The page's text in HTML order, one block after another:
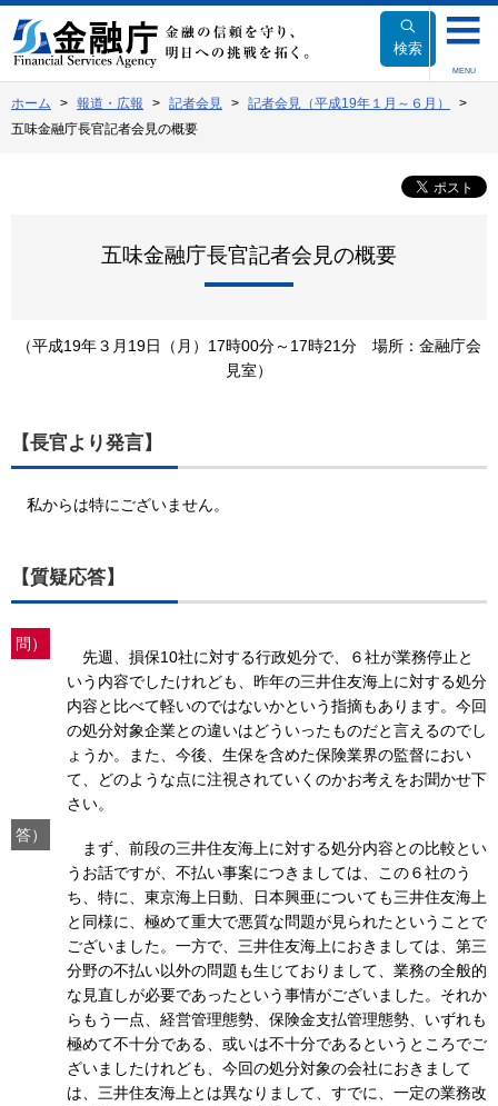
文
へ
動
検索
MENU
ホーム 報道・広報 記者会見
記者会見（平成19年１月～６月）
五味金融庁長官記者会見の概要
五味金融庁長官記者会見の概要
（平成19年３月19日（月）17時00分～17時21分 場所：金融庁会
見室）
【長官より発言】
私からは特にございません。
【質疑応答】
問）
先週、損保10社に対する行政処分で、６社が業務停止と
いう内容でしたけれども、昨年の三井住友海上に対する処分
内容と比べて軽いのではないかという指摘もあります。今回
の処分対象企業との違いはどういったものだと言えるのでし
ょうか。また、今後、生保を含めた保険業界の監督におい
て、どのような点に注視されていくのかお考えをお聞かせ下
さい。
答）
まず、前段の三井住友海上に対する処分内容との比較とい
うお話ですが、不払い事案につきましては、この６社のう
ち、特に、東京海上日動、日本興亜についても三井住友海上
と同様に、極めて重大で悪質な問題が見られたということで
ございました。一方で、三井住友海上におきましては、第三
分野の不払い以外の問題も生じておりまして、業務の全般的
な見直しが必要であったという事情がございました。それか
らもう一点、経営管理態勢、保険金支払管理態勢、いずれも
極めて不十分である、或いは不十分であるというところでご
ざいましたけれども、今回の処分対象の会社におきまして
は、三井住友海上とは異なりまして、すでに、一定の業務改